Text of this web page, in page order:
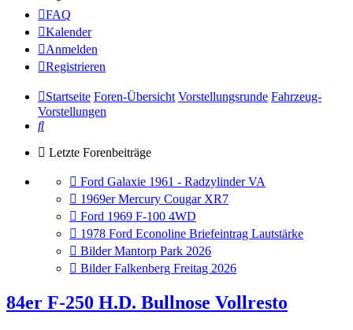
FAQ
Kalender
Anmelden
Registrieren
Startseite Foren-Übersicht Vorstellungsrunde Fahrzeug-
Vorstellungen
Suche
Letzte Forenbeiträge
Gehe
zum
letzten
Beitrag
Ford Galaxie 1961 - Radzylinder VA
Gehe
zum
letzten
Beitrag
1969er Mercury Cougar XR7
Gehe
zum
letzten
Beitrag
Ford 1969 F-100 4WD
Gehe
zum
letzten
Beitrag
1978 Ford Econoline Briefeintrag Lautstärke
Gehe
zum
letzten
Bilder Mantorp Park 2026
Gehe
letzten
Beitrag
Bilder Falkenberg Freitag 2026
84er F-250 H.D. Bullnose Vollresto